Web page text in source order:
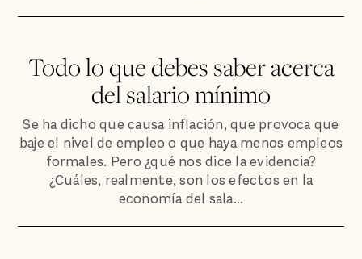
Todo lo que debes saber acerca
del salario mínimo
Se ha dicho que causa inflación, que provoca que
baje el nivel de empleo o que haya menos empleos
formales. Pero ¿qué nos dice la evidencia?
¿Cuáles, realmente, son los efectos en la
economía del sala...